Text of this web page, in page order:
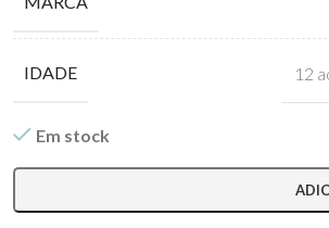
IDADE 12
Em stock